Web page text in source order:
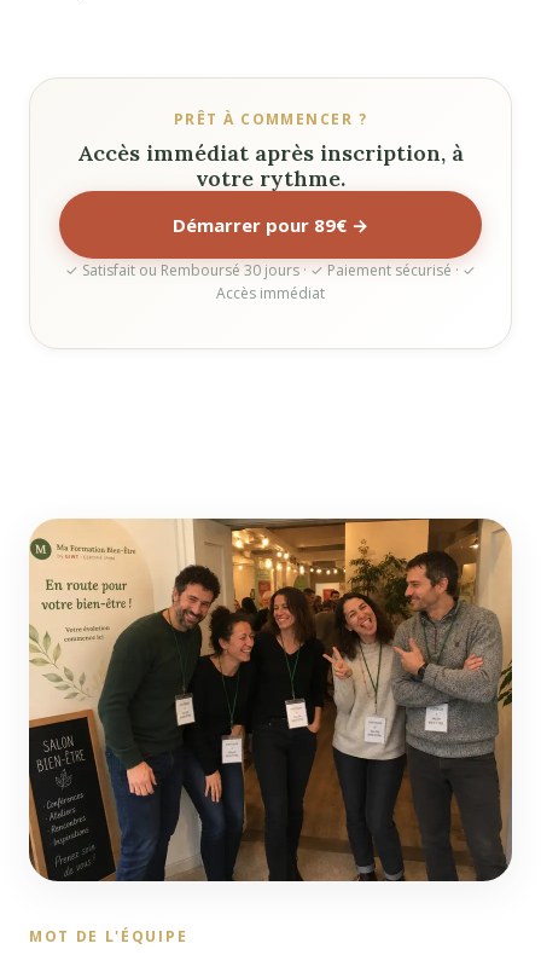
PRÊT À COMMENCER ?
Accès immédiat après inscription, à
votre rythme.
Démarrer pour 89€ →
✓ Satisfait ou Remboursé 30 jours · ✓ Paiement sécurisé · ✓
Accès immédiat
MOT DE L'ÉQUIPE